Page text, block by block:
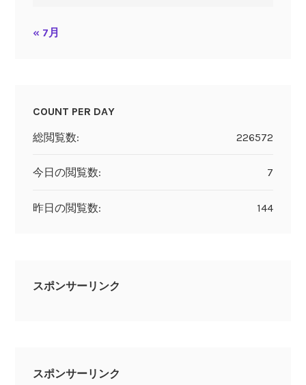
« 7月
COUNT PER DAY
226572
総閲覧数:
7
今日の閲覧数:
144
昨日の閲覧数:
スポンサーリンク
スポンサーリンク